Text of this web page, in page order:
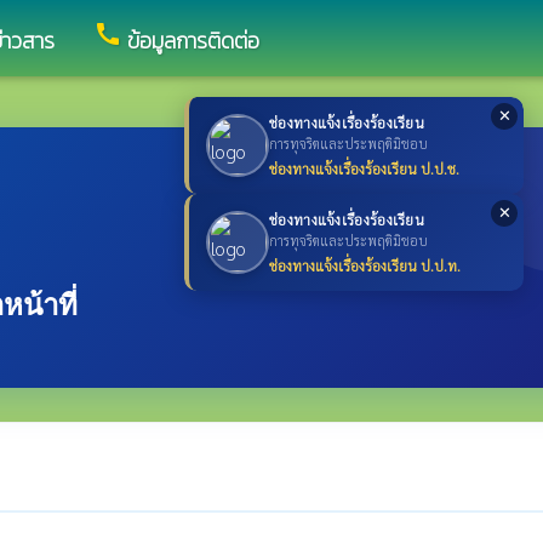
✕
ช่องทางแจ้งเรื่องร้องเรียน
การทุจริตและประพฤติมิชอบ
ช่องทางแจ้งเรื่องร้องเรียน ป.ป.ช.
✕
ช่องทางแจ้งเรื่องร้องเรียน
การทุจริตและประพฤติมิชอบ
ช่องทางแจ้งเรื่องร้องเรียน ป.ป.ท.
วสาร call ข้อมูลการติดต่อ
หน้าที่